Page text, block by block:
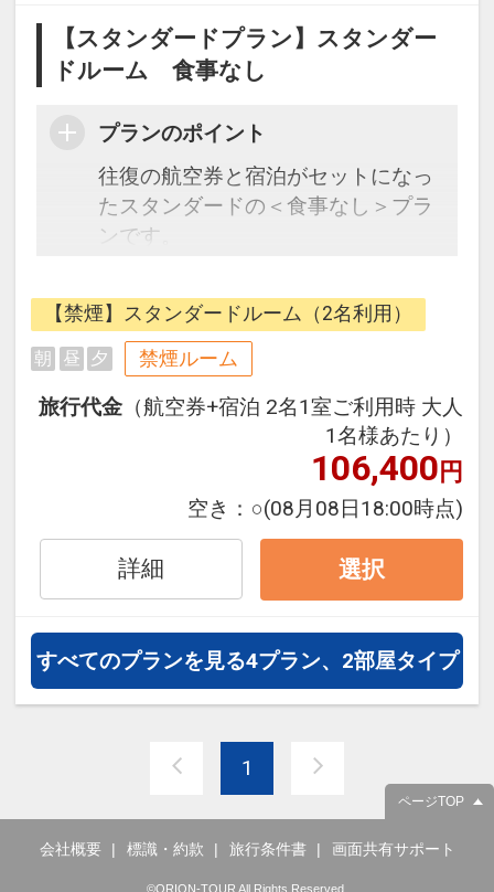
【スタンダードプラン】スタンダー
ドルーム 食事なし
プランのポイント
往復の航空券と宿泊がセットになっ
たスタンダードの＜食事なし＞プラ
ンです。
【ホテルの魅力】
■「滞在そのもが極上の旅になる」
ラグジュアリーな非日常感が最大の
魅力です。
■パークのウェルカムエリアから宿
泊者専用クルーザーに乗船し、美し
い街並みを眺めながら、ホテル内に
ある専用の桟橋に直接着眼してチェ
ックインができます。
■船を降りるとアーティストによる
生演奏が響き渡り、ロビーに入った
に包まれます。
■チェックイン時にご到着当日の入
場パスポートのご提示で、2日目以
降の滞在日数分のパスポートをお1
人様1枚お渡し致します。
■宿泊者特典に関してはホテルの公
【禁煙】スタンダードルーム（2名利用）
朝 昼 夕 禁煙ルーム
旅行代金 （航空券+宿泊 2名1室ご利用時 大人
1名様あたり）
106,400円
空き： ○(08月08日18:00時点)
詳細 選択
すべてのプランを見る4プラン、2部屋タイプ
1
ページTOP
会社概要 標識・約款 旅行条件書 画面共有サポート
©ORION-TOUR All Rights Reserved.